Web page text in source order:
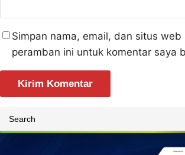
Simpan nama, email, dan situs web
peramban ini untuk komentar saya
e